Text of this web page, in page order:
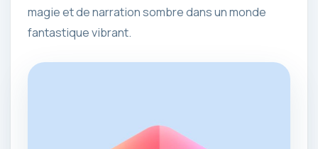
magie et de narration sombre dans un monde
fantastique vibrant.